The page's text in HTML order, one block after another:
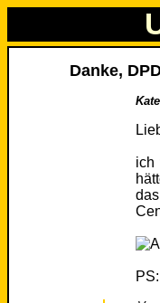
Danke,
ich